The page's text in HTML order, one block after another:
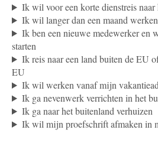
Ik wil voor een korte dienstreis naar
Ik wil langer dan een maand
Ik ben een nieuwe medewerker en
starten
Ik reis naar een land buiten de EU
EU
Ik wil werken vanaf mijn
Ik ga nevenwerk verrichten in het
Ik ga naar het buitenland verhuizen
Ik wil mijn proefschrift afmaken in